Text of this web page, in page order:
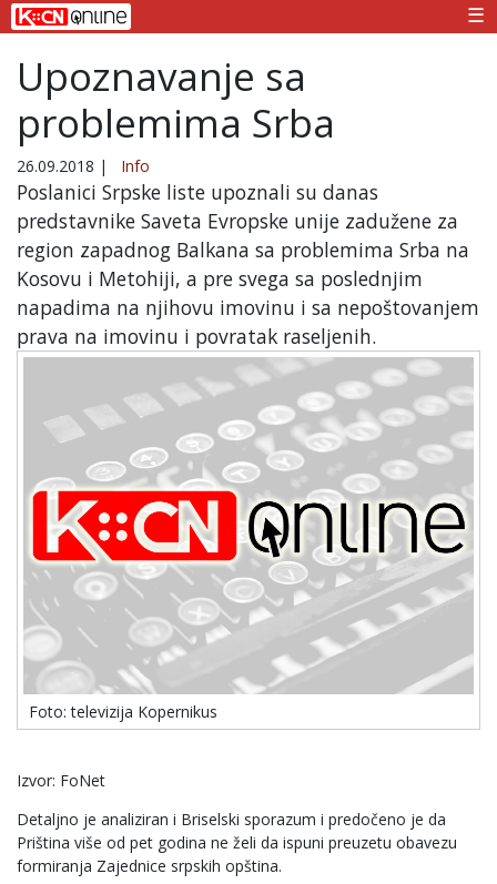
☰
Upoznavanje sa
problemima Srba
26.09.2018 | Info
Poslanici Srpske liste upoznali su danas
predstavnike Saveta Evropske unije zadužene za
region zapadnog Balkana sa problemima Srba na
Kosovu i Metohiji, a pre svega sa poslednjim
napadima na njihovu imovinu i sa nepoštovanjem
prava na imovinu i povratak raseljenih.
Foto: televizija Kopernikus
Izvor: FoNet
Detaljno je analiziran i Briselski sporazum i predočeno je da
Priština više od pet godina ne želi da ispuni preuzetu obavezu
formiranja Zajednice srpskih opština.